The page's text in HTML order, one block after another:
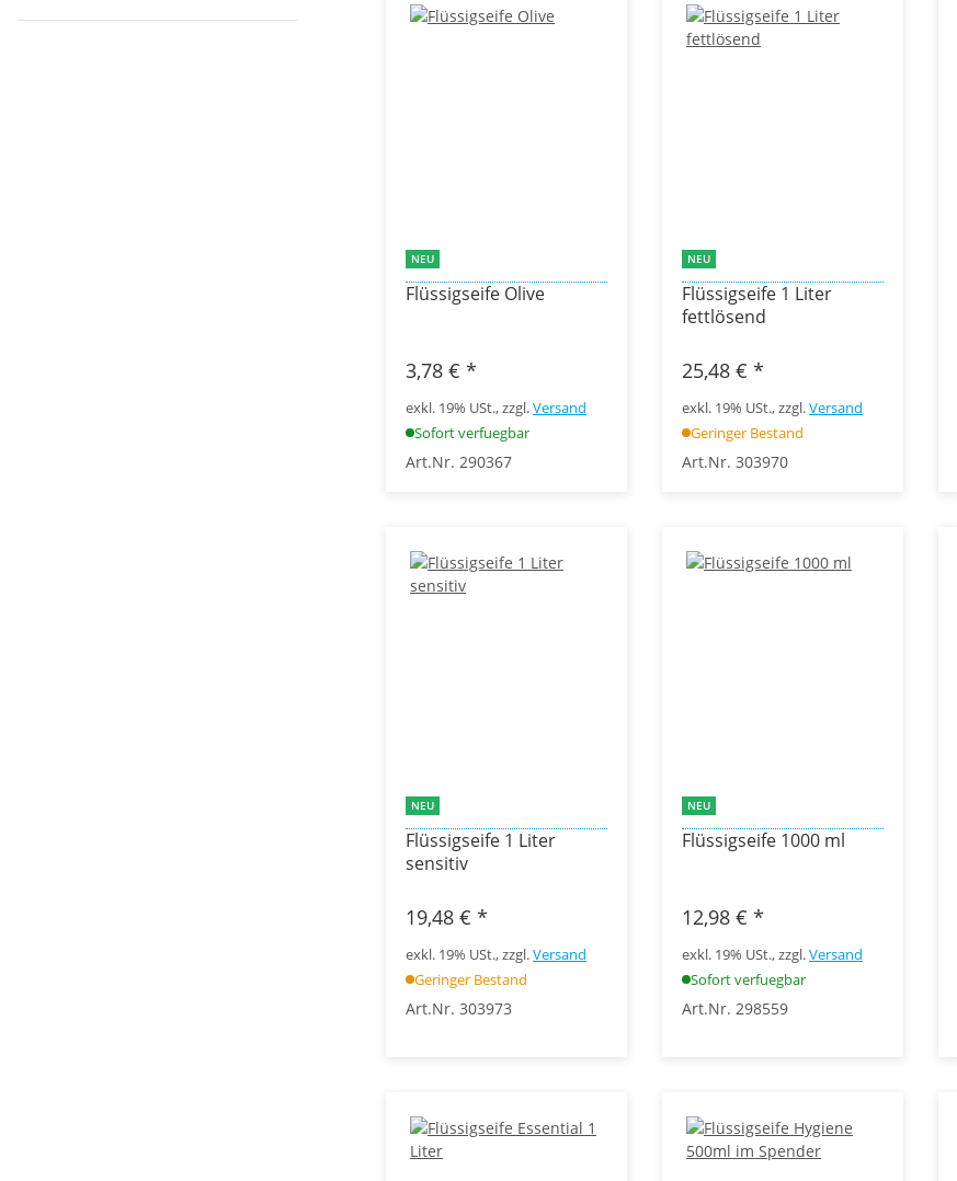
NEU
Flüssigseife Olive
3,78 € *
exkl. 19% USt., zzgl.Versand
Sofort verfuegbar
Art.Nr. 290367
NEU
Flüssigseife 1 Liter
fettlösend
25,48 € *
exkl. 19% USt., zzgl.Versand
Geringer Bestand
Art.Nr. 303970
NEU
Flüssigseife 1 Liter
sensitiv
19,48 € *
exkl. 19% USt., zzgl.Versand
Geringer Bestand
Art.Nr. 303973
NEU
Flüssigseife 1000 ml
12,98 € *
exkl. 19% USt., zzgl.Versand
Sofort verfuegbar
Art.Nr. 298559